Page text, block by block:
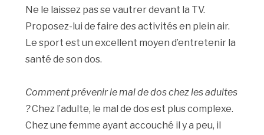
Ne le laissez pas se vautrer devant la TV.
Proposez-lui de faire des activités en plein air.
Le sport est un excellent moyen d’entretenir la
santé de son dos.
Comment prévenir le mal de dos chez les adultes
?Chez l’adulte, le mal de dos est plus complexe.
Chez une femme ayant accouché il y a peu, il